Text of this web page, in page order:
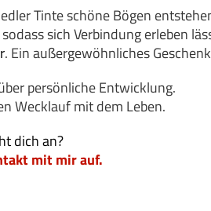
Tinte schöne Bögen
sich Verbindung erleben
. Ein außergewöhnliches
persönliche Entwicklung.
Wecklauf mit dem Leben.
dich an?
mit mir auf.